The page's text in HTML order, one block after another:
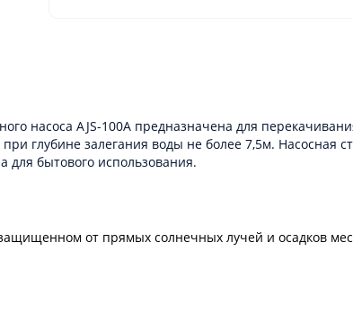
насоса AJS-100A предназначена для
глубине залегания воды не более 7,5м. Насосная
бытового использования.
от прямых солнечных лучей и осадков